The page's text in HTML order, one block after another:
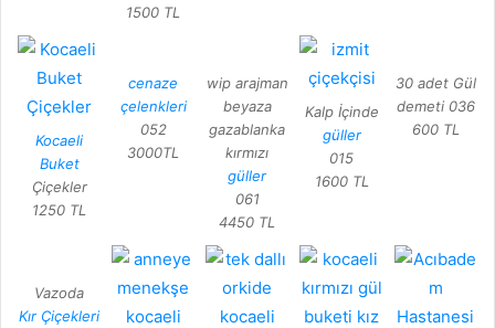
1500 TL
Kocaeli
Buket
Çiçekler
1250 TL
cenaze
çelenkleri
052
3000TL
wip arajman
beyaza
gazablanka
kırmızı
güller
061
4450 TL
Kalp İçinde
güller
015
1600 TL
30 adet Gül
demeti 036
600 TL
Vazoda
Kır Çiçekleri